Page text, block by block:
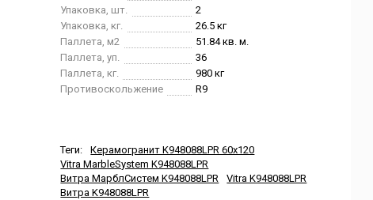
Упаковка, шт.
2
Упаковка, кг.
26.5 кг
Паллета, м2
51.84 кв. м.
Паллета, уп.
36
Паллета, кг.
980 кг
Противоскольжение
R9
Теги:
Керамогранит K948088LPR 60x120
Vitra MarbleSystem K948088LPR
Витра МарблСистем K948088LPR
Vitra K948088LPR
Витра K948088LPR